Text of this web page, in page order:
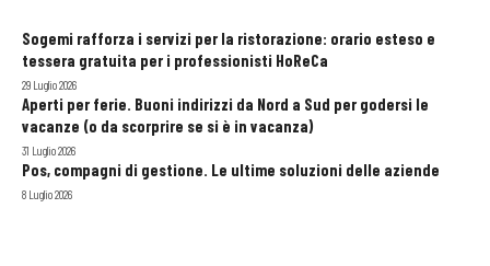
Sogemi rafforza i servizi per la ristorazione: orario esteso e
tessera gratuita per i professionisti HoReCa
29 Luglio 2026
Aperti per ferie. Buoni indirizzi da Nord a Sud per godersi le
vacanze (o da scorprire se si è in vacanza)
31 Luglio 2026
Pos, compagni di gestione. Le ultime soluzioni delle aziende
8 Luglio 2026